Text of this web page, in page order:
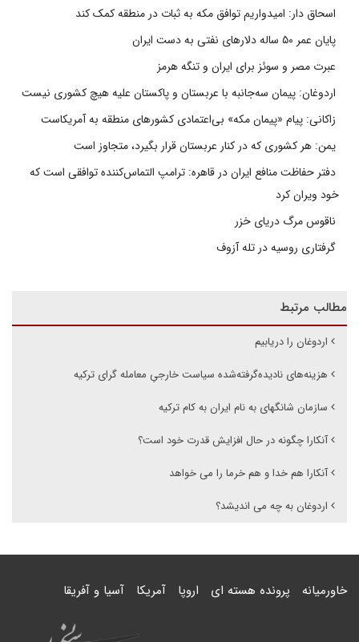
اسحاق دار: امیدواریم توافق مکه به ثبات در منطقه کمک کند
پایان عمر ۵۰ ساله دلارهای نفتی به دست ایران
عبرت مصر و سوئز برای ایران و تنگه هرمز
اردوغان: پیمان سه‌جانبه با عربستان و پاکستان علیه هیچ کشوری نیست
زاکانی: پیام «پیمان مکه» بی‌اعتمادی کشورهای منطقه به آمریکاست
یمن: هر کشوری که در کنار عربستان قرار بگیرد، متجاوز است
دفتر حفاظت منافع ایران در قاهره: ترامپ التماس‌کننده توافقی است که
خود ویران کرد
ناقوس مرگ دریای خزر
گرفتاری روسیه در تله آزوف
مطالب مرتبط
اردوغان را دریابیم
هزینه‌های نادیده‌گرفته‌شده سیاست خارجیِ معامله گرای ترکیه
سازمان شانگهای به نام ایران به کام ترکیه
آنکارا چگونه در حال افزایش قدرت خود است؟
آنکارا هم خدا و هم خرما را می خواهد
اردوغان به چه می اندیشد؟
خاورمیانه پرونده هسته ای اروپا آمریکا آسیا و آفریقا